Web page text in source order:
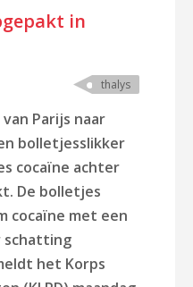
in
thalys
Parijs naar
bolletjesslikker
cocaïne achter
De bolletjes
cocaïne met een
schatting
het Korps